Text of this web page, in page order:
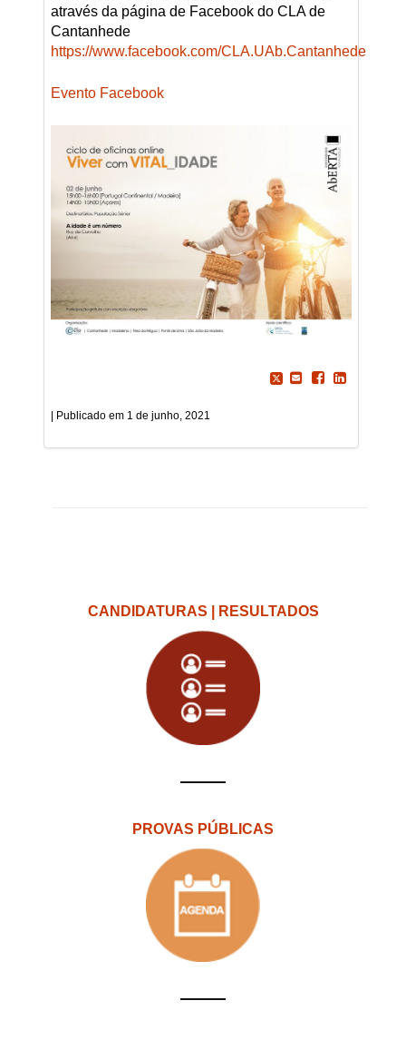
através da página de Facebook do CLA de
Cantanhede
https://www.facebook.com/CLA.UAb.Cantanhede
Evento Facebook
1 de junho, 2021
CANDIDATURAS | RESULTADOS
PROVAS PÚBLICAS